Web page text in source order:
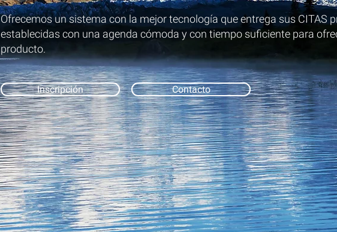
​​Ofrecemos un sistema con la mejor tecnología que entrega sus CITAS
establecidas con una agenda cómoda y con tiempo suficiente para
producto.
Inscripción Contacto